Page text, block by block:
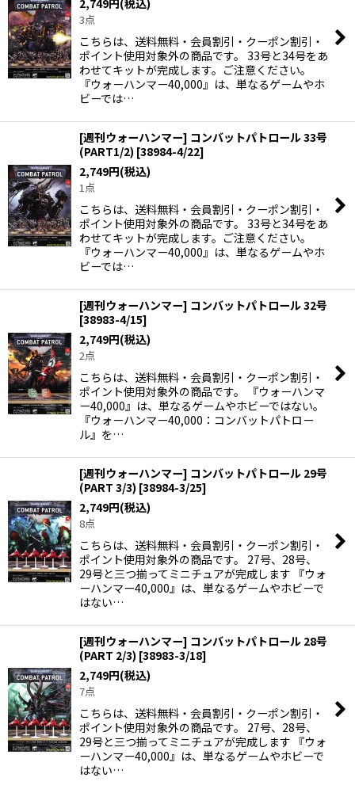
2,749円(税込)
3点
こちらは、送料無料・会員割引・クーポン割引・
ポイント使用対象外の商品です。 33号と34号をあ
わせてキットが完成します。ご注意ください。
『ウォーハンマー40,000』は、単なるゲームやホ
ビーでは…
[週刊ウォーハンマー] コンバットパトロール 33号
(PART1/2) [38984-4/22]
2,749円(税込)
1点
こちらは、送料無料・会員割引・クーポン割引・
ポイント使用対象外の商品です。 33号と34号をあ
わせてキットが完成します。ご注意ください。
『ウォーハンマー40,000』は、単なるゲームやホ
ビーでは…
[週刊ウォーハンマー] コンバットパトロール 32号
[38983-4/15]
2,749円(税込)
2点
こちらは、送料無料・会員割引・クーポン割引・
ポイント使用対象外の商品です。 『ウォーハンマ
ー40,000』は、単なるゲームやホビーではない。
『ウォーハンマー40,000：コンバットパトロー
ル』を…
[週刊ウォーハンマー] コンバットパトロール 29号
(PART 3/3) [38984-3/25]
2,749円(税込)
8点
こちらは、送料無料・会員割引・クーポン割引・
ポイント使用対象外の商品です。 27号、28号、
29号と三つ揃ってミニチュアが完成します 『ウォ
ーハンマー40,000』は、単なるゲームやホビーで
はない…
[週刊ウォーハンマー] コンバットパトロール 28号
(PART 2/3) [38983-3/18]
2,749円(税込)
7点
こちらは、送料無料・会員割引・クーポン割引・
ポイント使用対象外の商品です。 27号、28号、
29号と三つ揃ってミニチュアが完成します 『ウォ
ーハンマー40,000』は、単なるゲームやホビーで
はない…